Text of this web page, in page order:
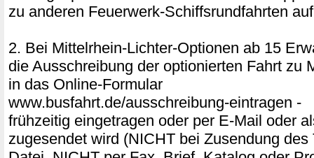
zu anderen Feuerwerk-Schiffsrundfahrten
2. Bei Mittelrhein-Lichter-Optionen ab 15
die Ausschreibung der optionierten Fahrt zu
in das Online-Formular
www.busfahrt.de/ausschreibung-eintragen -
frühzeitig eingetragen oder per E-Mail oder
zugesendet wird (NICHT bei Zusendung des